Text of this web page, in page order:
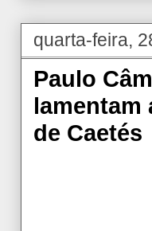
quarta-feira,
Paulo
lamentam
de Caetés